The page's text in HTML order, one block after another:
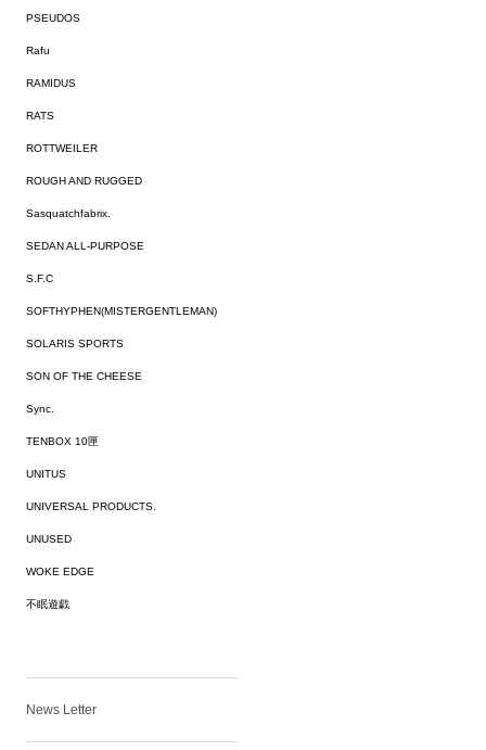
PSEUDOS
Rafu
RAMIDUS
RATS
ROTTWEILER
ROUGH AND RUGGED
Sasquatchfabrix.
SEDAN ALL-PURPOSE
S.F.C
SOFTHYPHEN(MISTERGENTLEMAN)
SOLARIS SPORTS
SON OF THE CHEESE
Sync.
TENBOX 10匣
UNITUS
UNIVERSAL PRODUCTS.
UNUSED
WOKE EDGE
不眠遊戯
News Letter